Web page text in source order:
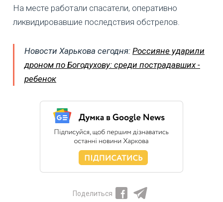
На месте работали спасатели, оперативно
ликвидировавшие последствия обстрелов.
Новости Харькова сегодня: Россияне ударили
дроном по Богодухову: среди пострадавших -
ребенок
Поделиться